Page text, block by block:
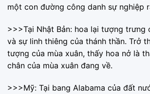
một con đường công danh sự nghiệp
>>>Tại Nhật Bản: hoa lại tượng trưng
và sự linh thiêng của thánh thần. Trở
tượng của mùa xuân, thấy hoa nở là
chân của mùa xuân đang về.
>>>Mỹ: Tại bang Alabama của đất